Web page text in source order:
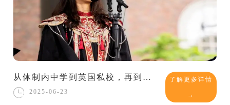
从体制内中学到英国私校，再到哈佛毕业演讲台，蒋雨融的逆袭路线值得深扒！ 了解更多详情
→
2025-06-23